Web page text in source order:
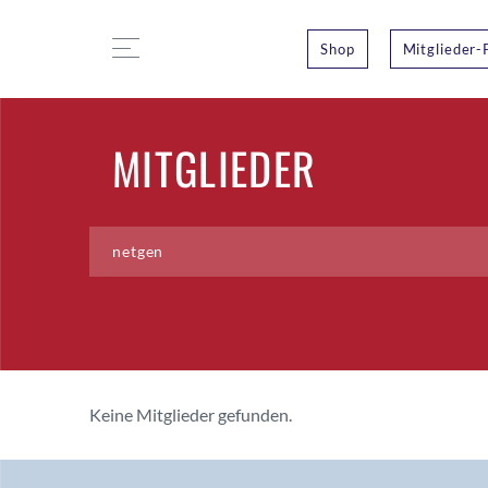
Shop Mitglieder-
MITGLIEDER
Keine Mitglieder gefunden.